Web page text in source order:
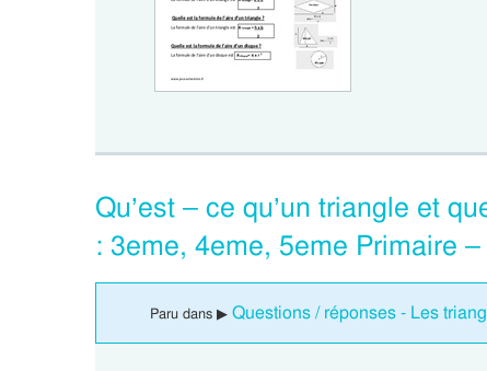
Qu’est – ce qu’un triangle et
: 3eme, 4eme, 5eme Primaire
Paru dans ▶ Questions / réponses - Les